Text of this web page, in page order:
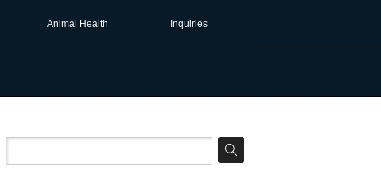
Animal Health Inquiries